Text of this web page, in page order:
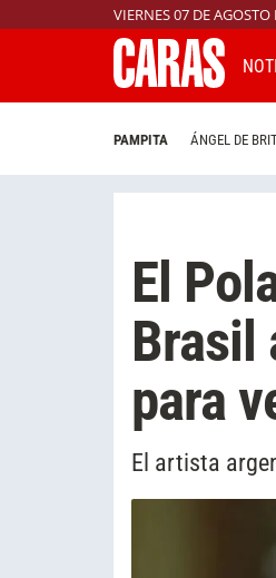
VIERNES 07 DE
PAMPITA ÁNGEL DE
El
Brasil
para
El artista